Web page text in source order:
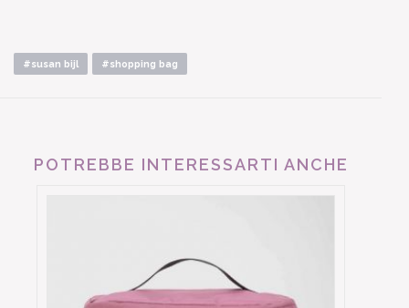
#susan bijl #shopping bag
POTREBBE INTERESSARTI ANCHE